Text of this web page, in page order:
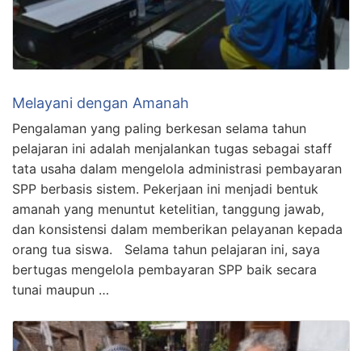
Melayani dengan Amanah
Pengalaman yang paling berkesan selama tahun
pelajaran ini adalah menjalankan tugas sebagai staff
tata usaha dalam mengelola administrasi pembayaran
SPP berbasis sistem. Pekerjaan ini menjadi bentuk
amanah yang menuntut ketelitian, tanggung jawab,
dan konsistensi dalam memberikan pelayanan kepada
orang tua siswa. Selama tahun pelajaran ini, saya
bertugas mengelola pembayaran SPP baik secara
tunai maupun …